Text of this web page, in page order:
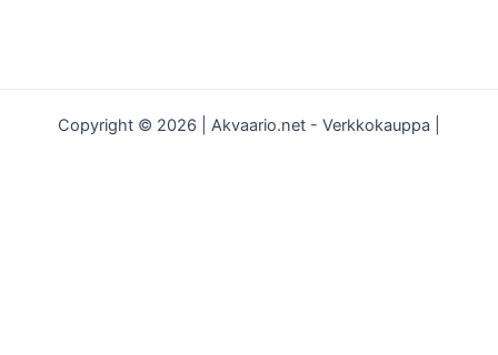
Copyright © 2026 | Akvaario.net - Verkkokauppa |